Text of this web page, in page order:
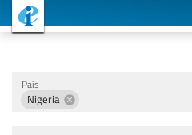
País
Nigeria